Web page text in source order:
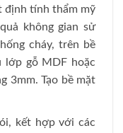
định tính thẩm mỹ
không gian sử
cháy, trên bề
lớp gỗ MDF hoặc
3mm. Tạo bề mặt
kết hợp với các